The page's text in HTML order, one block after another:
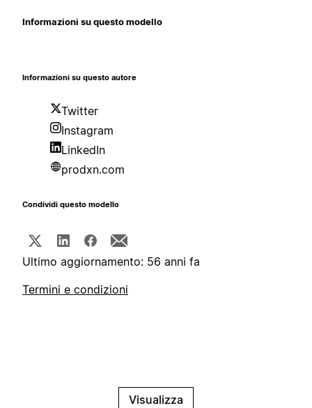
Informazioni su questo modello
Informazioni su questo autore
Twitter
Instagram
LinkedIn
prodxn.com
Condividi questo modello
Ultimo aggiornamento: 56 anni fa
Termini e condizioni
Visualizza